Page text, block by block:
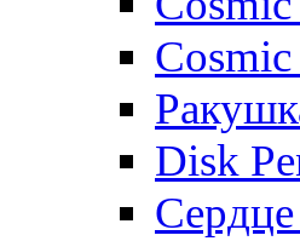
Disk